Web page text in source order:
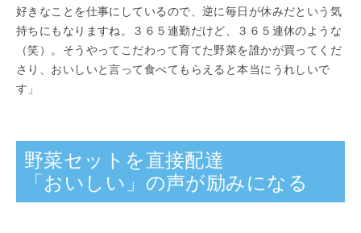
好きなことを仕事にしているので、逆に毎日が休みだという気
持ちにもなりますね。３６５連勤だけど、３６５連休のような
（笑）。そうやってこだわって育てた野菜を誰かが買ってくだ
さり、おいしいと言って食べてもらえると本当にうれしいで
す」
野菜セットを直接配達
「おいしい」の声が励みになる